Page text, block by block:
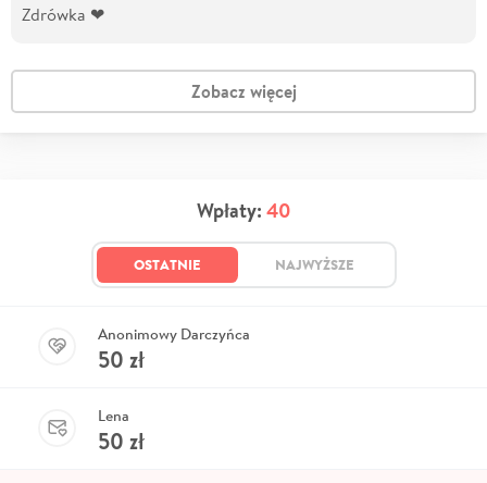
Zdrówka ❤
Zobacz więcej
Wpłaty: 40
OSTATNIE NAJWYŻSZE
Anonimowy Darczyńca
50 zł
Lena
50 zł